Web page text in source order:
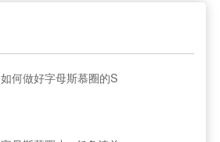
如何做好字母斯慕圈的S